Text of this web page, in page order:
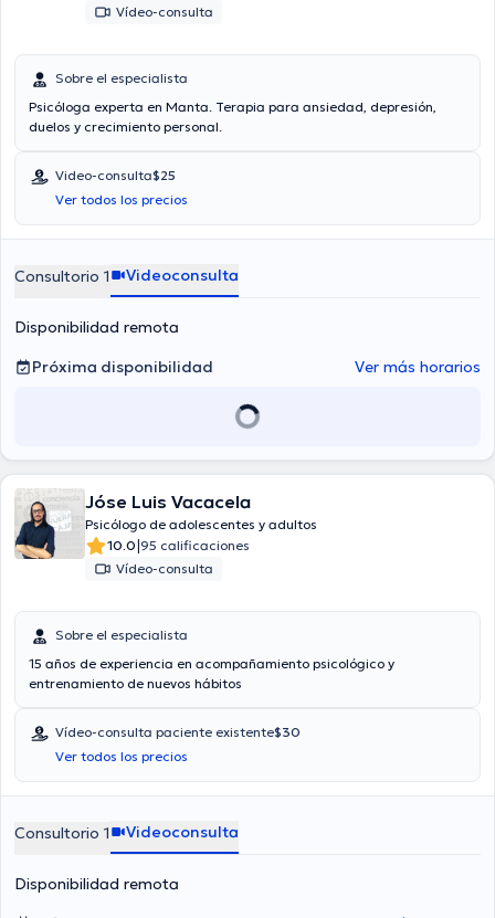
Vídeo-consulta
Sobre el especialista
Psicóloga experta en Manta. Terapia para ansiedad, depresión,
duelos y crecimiento personal.
Video-consulta$25
Ver todos los precios
Consultorio 1 Videoconsulta
Disponibilidad remota
Próxima disponibilidad
Ver más horarios
Jóse Luis Vacacela
Psicólogo de adolescentes y adultos
10.0|95 calificaciones
Vídeo-consulta
Sobre el especialista
15 años de experiencia en acompañamiento psicológico y
entrenamiento de nuevos hábitos
Vídeo-consulta paciente existente$30
Ver todos los precios
Consultorio 1 Videoconsulta
Disponibilidad remota